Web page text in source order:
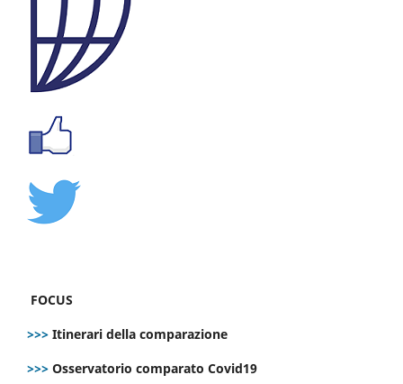
FOCUS
>>> Itinerari della comparazione
>>> Osservatorio comparato Covid19